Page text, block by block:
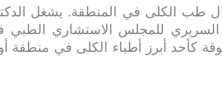
طب الكلى في المنطقة. يشغل
للمجلس الاستشاري الطبي
كأحد أبرز أطباء الكلى في منطقة